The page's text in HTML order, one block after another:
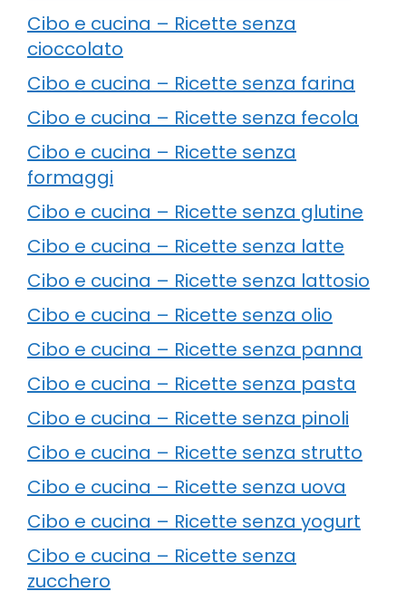
Cibo e cucina – Ricette senza
cioccolato
Cibo e cucina – Ricette senza farina
Cibo e cucina – Ricette senza fecola
Cibo e cucina – Ricette senza
formaggi
Cibo e cucina – Ricette senza glutine
Cibo e cucina – Ricette senza latte
Cibo e cucina – Ricette senza lattosio
Cibo e cucina – Ricette senza olio
Cibo e cucina – Ricette senza panna
Cibo e cucina – Ricette senza pasta
Cibo e cucina – Ricette senza pinoli
Cibo e cucina – Ricette senza strutto
Cibo e cucina – Ricette senza uova
Cibo e cucina – Ricette senza yogurt
Cibo e cucina – Ricette senza
zucchero